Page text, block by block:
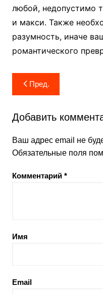
любой, недопустимо
и макси. Также
разумность, иначе
романтического
Навигация
по
записям
Пред.
Добавить
Ваш адрес email не
Обязательные поля
Комментарий *
Имя
Email